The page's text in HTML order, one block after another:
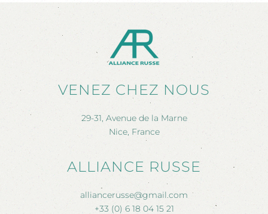
VENEZ CHEZ NOUS
29-31, Avenue de la Marne
Nice, France
ALLIANCE RUSSE
alliancerusse@gmail.com
+33 (0) 6 18 04 15 21